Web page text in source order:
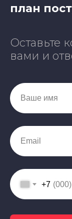
план
Оставьте
вами и
+7